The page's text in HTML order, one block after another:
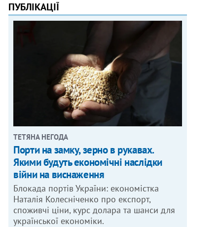
ПУБЛІКАЦІЇ
ТЕТЯНА НЕГОДА
Порти на замку, зерно в рукавах.
Якими будуть економічні наслідки
війни на виснаження
Блокада портів України: економістка
Наталія Колесніченко про експорт,
споживчі ціни, курс долара та шанси для
української економіки.